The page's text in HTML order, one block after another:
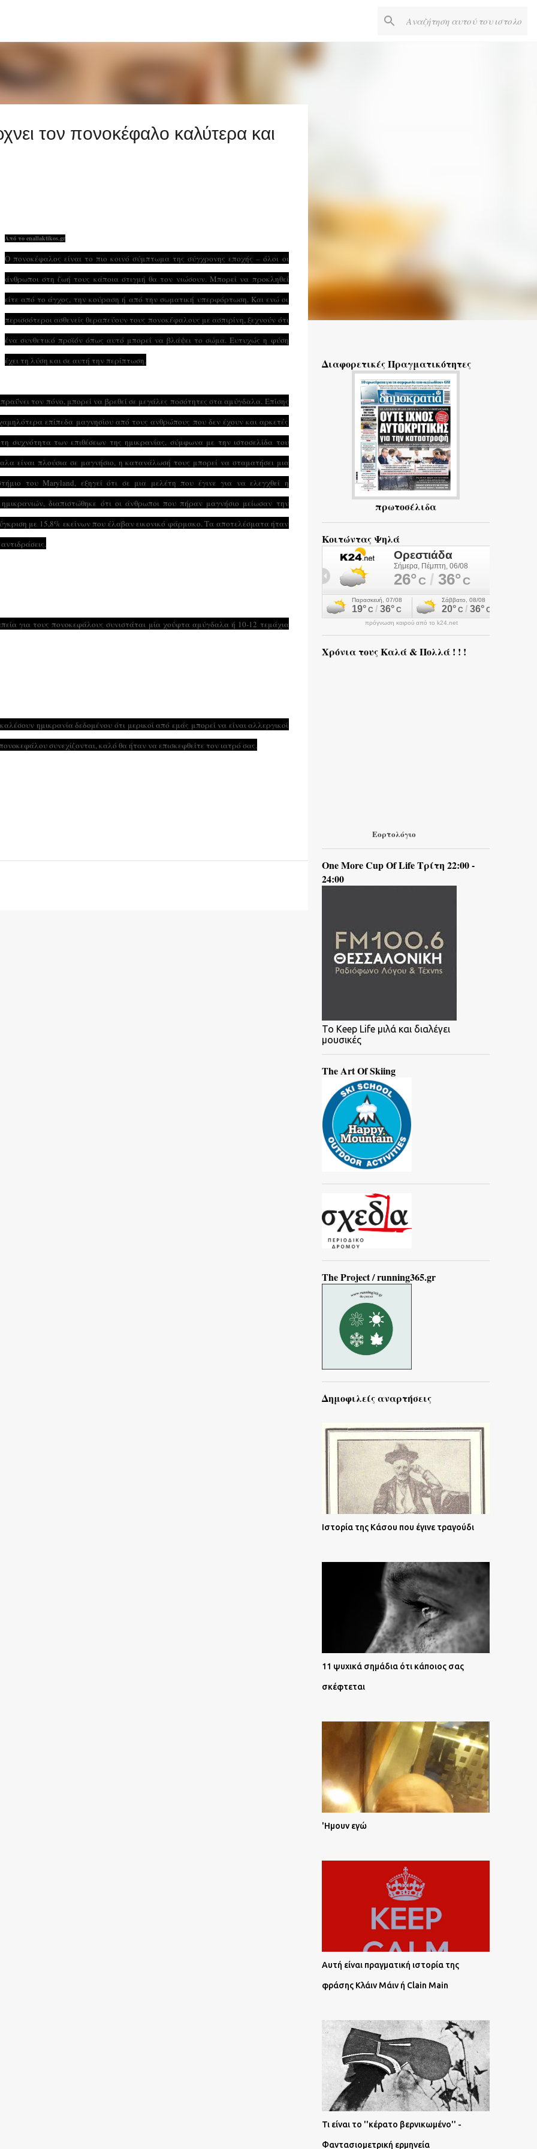
τον πονοκέφαλο καλύτερα και
Από το enallaktikos.gr
Ο πονοκέφαλος είναι το πιο κοινό σύμπτωμα της σύγχρονης εποχής – όλοι οι
άνθρωποι στη ζωή τους κάποια στιγμή θα τον νιώσουν. Μπορεί να προκληθεί
είτε από το άγχος, την κούραση ή από την σωματική υπερφόρτωση. Και ενώ οι
περισσότεροι ασθενείς θεραπεύουν τους πονοκέφαλους με ασπιρίνη, ξεχνούν ότι
ένα συνθετικό προϊόν όπως αυτό μπορεί να βλάψει το σώμα. Ευτυχώς η φύση
έχει τη λύση και σε αυτή την περίπτωση.
τον πόνο, μπορεί να βρεθεί σε μεγάλες ποσότητες στα αμύγδαλα. Επίσης
επίπεδα μαγνησίου από τους ανθρώπους που δεν έχουν και αρκετές
συχνότητα των επιθέσεων της ημικρανίας, σύμφωνα με την ιστοσελίδα του
είναι πλούσια σε μαγνήσιο, η κατανάλωσή τους μπορεί να σταματήσει μια
του Maryland, εξηγεί ότι σε μια μελέτη που έγινε για να ελεγχθεί η
διαπιστώθηκε ότι οι άνθρωποι που πήραν μαγνήσιο μείωσαν την
με 15,8% εκείνων που έλαβαν εικονικό φάρμακο. Τα αποτελέσματα ήταν
για τους πονοκεφάλους συνιστάται μία χούφτα αμύγδαλα ή 10-12 τεμάχια
ημικρανία δεδομένου ότι μερικοί από εμάς μπορεί να είναι αλλεργικοί
συνεχίζονται, καλό θα ήταν να επισκεφθείτε τον ιατρό σας.
Διαφορετικές Πραγματικότητες
πρωτοσέλιδα
Κοιτώντας Ψηλά
πρόγνωση καιρού από το k24.net
Χρόνια τους Καλά & Πολλά ! ! !
Εορτολόγιο
One More Cup Of Life Τρίτη 22:00 -
24:00
To Keep Life μιλά και διαλέγει
μουσικές
The Art Of Skiing
The Project / running365.gr
Δημοφιλείς αναρτήσεις
Ιστορία της Κάσου που έγινε τραγούδι
11 ψυχικά σημάδια ότι κάποιος σας
σκέφτεται
'Ημουν εγώ
Αυτή είναι πραγματική ιστορία της
φράσης Κλάιν Μάιν ή Clain Main
Τι είναι το ''κέρατο βερνικωμένο'' -
Φαντασιομετρική ερμηνεία